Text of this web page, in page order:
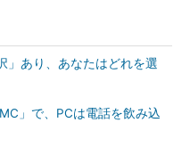
」あり、あなたはどれを選
」で、PCは電話を飲み込